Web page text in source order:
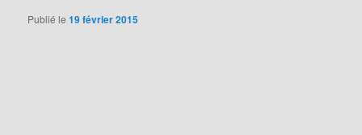
Publié le19 février 2015